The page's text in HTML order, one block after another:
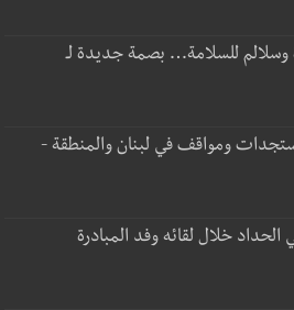
وسلالم للسلامة… بصمة جديدة لـ
ومواقف في لبنان والمنطقة -
الحداد خلال لقائه وفد المبادرة